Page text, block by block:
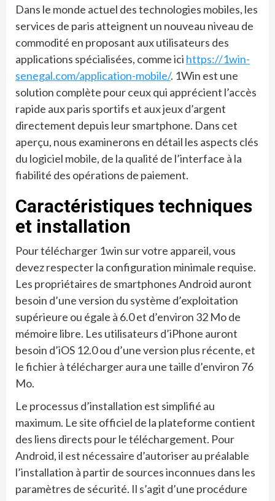
Dans le monde actuel des technologies mobiles, les
services de paris atteignent un nouveau niveau de
commodité en proposant aux utilisateurs des
applications spécialisées, comme ici https://1win-
senegal.com/application-mobile/. 1Win est une
solution complète pour ceux qui apprécient l’accès
rapide aux paris sportifs et aux jeux d’argent
directement depuis leur smartphone. Dans cet
aperçu, nous examinerons en détail les aspects clés
du logiciel mobile, de la qualité de l’interface à la
fiabilité des opérations de paiement.
Caractéristiques techniques
et installation
Pour télécharger 1win sur votre appareil, vous
devez respecter la configuration minimale requise.
Les propriétaires de smartphones Android auront
besoin d’une version du système d’exploitation
supérieure ou égale à 6.0 et d’environ 32 Mo de
mémoire libre. Les utilisateurs d’iPhone auront
besoin d’iOS 12.0 ou d’une version plus récente, et
le fichier à télécharger aura une taille d’environ 76
Mo.
Le processus d’installation est simplifié au
maximum. Le site officiel de la plateforme contient
des liens directs pour le téléchargement. Pour
Android, il est nécessaire d’autoriser au préalable
l’installation à partir de sources inconnues dans les
paramètres de sécurité. Il s’agit d’une procédure